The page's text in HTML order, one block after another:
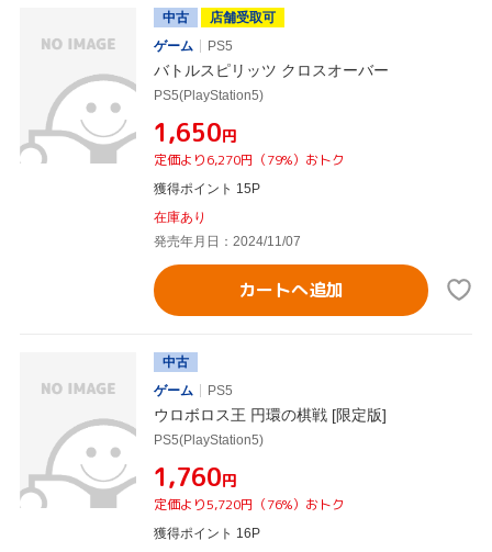
中古
店舗受取可
ゲーム
PS5
バトルスピリッツ クロスオーバー
PS5(PlayStation5)
¥1,650円
定価より6,270円（79%）おトク
獲得ポイント 15P
在庫あり
発売年月日：2024/11/07
カートへ追加
中古
ゲーム
PS5
ウロボロス王 円環の棋戦 [限定版]
PS5(PlayStation5)
¥1,760円
定価より5,720円（76%）おトク
獲得ポイント 16P